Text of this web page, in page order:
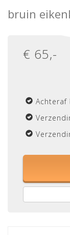
bruin
€ 65,-
Achteraf